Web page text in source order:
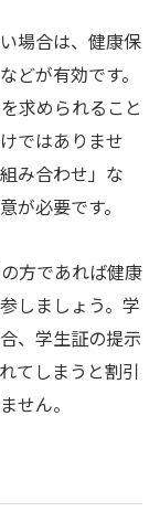
場合は、健康保
どが有効です。
求められること
ではありませ
み合わせ」な
が必要です。
方であれば健康
しましょう。学
、学生証の提示
てしまうと割引
せん。